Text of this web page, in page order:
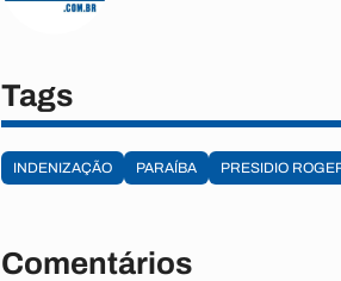
Tags
INDENIZAÇÃO PARAÍBA PRESIDIO
Comentários